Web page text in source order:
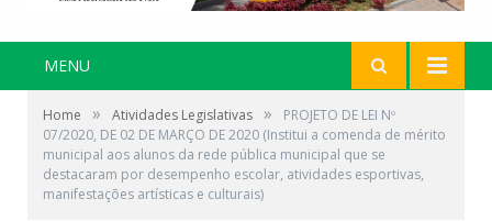
MENU
Home » Atividades Legislativas »
PROJETO DE LEI Nº
07/2020, DE 02 DE MARÇO DE 2020 (Institui a comenda de mérito
municipal aos alunos da rede pública municipal que se
destacaram por desempenho escolar, atividades esportivas,
manifestações artísticas e culturais)